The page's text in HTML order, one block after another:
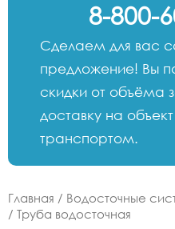
8-800-
Сделаем для вас
предложение! Вы
скидки от объёма
доставку на
транспортом.
Главная / Водосточные
/ Труба водосточная